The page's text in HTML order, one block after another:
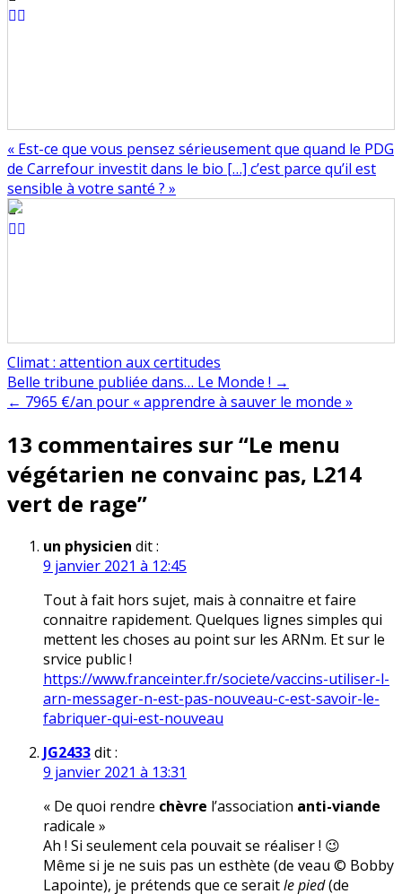
« Est-ce que vous pensez sérieusement que quand le PDG
de Carrefour investit dans le bio […] c’est parce qu’il est
sensible à votre santé ? »
Climat : attention aux certitudes
Navigation
de
l’article
Belle tribune publiée dans… Le Monde ! →
← 7965 €/an pour « apprendre à sauver le monde »
13 commentaires sur “Le menu
végétarien ne convainc pas, L214
vert de rage”
un physicien dit :
9 janvier 2021 à 12:45
Tout à fait hors sujet, mais à connaitre et faire
connaitre rapidement. Quelques lignes simples qui
mettent les choses au point sur les ARNm. Et sur le
srvice public !
https://www.franceinter.fr/societe/vaccins-utiliser-l-
arn-messager-n-est-pas-nouveau-c-est-savoir-le-
fabriquer-qui-est-nouveau
JG2433dit :
9 janvier 2021 à 13:31
« De quoi rendre chèvre l’association anti-viande
radicale »
Ah ! Si seulement cela pouvait se réaliser ! 😉
Même si je ne suis pas un esthète (de veau © Bobby
Lapointe), je prétends que ce seraitle pied(de